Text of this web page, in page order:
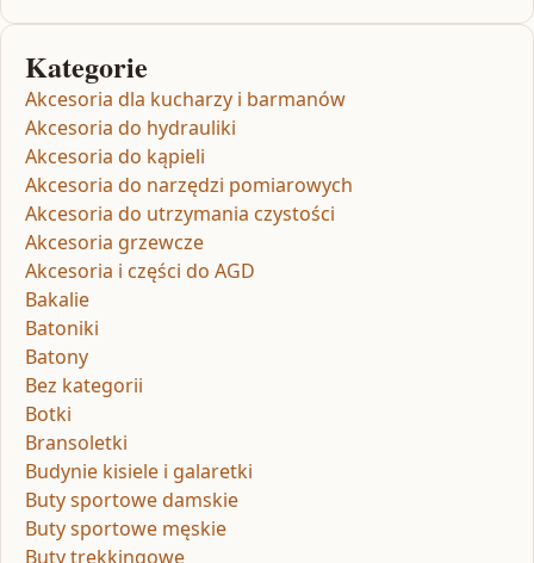
Kategorie
Akcesoria dla kucharzy i barmanów
Akcesoria do hydrauliki
Akcesoria do kąpieli
Akcesoria do narzędzi pomiarowych
Akcesoria do utrzymania czystości
Akcesoria grzewcze
Akcesoria i części do AGD
Bakalie
Batoniki
Batony
Bez kategorii
Botki
Bransoletki
Budynie kisiele i galaretki
Buty sportowe damskie
Buty sportowe męskie
Buty trekkingowe